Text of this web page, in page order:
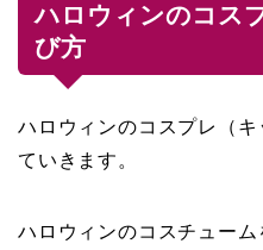
ハロウィンのコス
び方
ハロウィンのコスプレ（
ていきます。
ハロウィンのコスチュー